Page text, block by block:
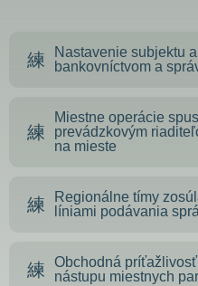
Nastavenie subjektu
bankovníctvom a
Miestne operácie
prevádzkovým
na mieste
Regionálne tímy
líniami podávania
Obchodná
nástupu miestnych